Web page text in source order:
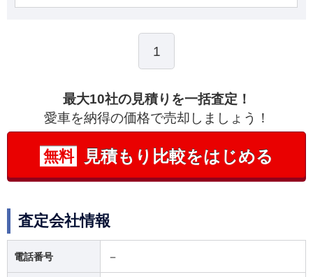
1
最大10社の見積りを一括査定！
愛車を納得の価格で売却しましょう！
無料 見積もり比較をはじめる
査定会社情報
電話番号 －